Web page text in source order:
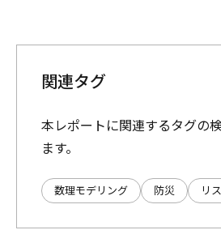
関連タグ
本レポートに関連するタグの
ます。
数理モデリング 防災 リ